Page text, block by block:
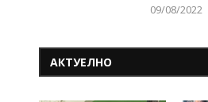
09/08/2022
АКТУЕЛНО